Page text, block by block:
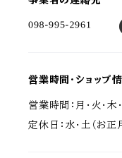
営業時間・ショップ
営業時間：月・火・木
定休日：水・土（お正